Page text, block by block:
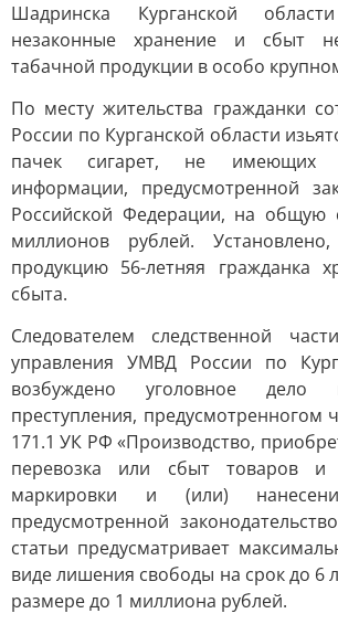
Шадринска Курганской
незаконные хранение и сбыт
табачной продукции в особо
По месту жительства гражданки
России по Курганской области
пачек сигарет, не имеющих
информации, предусмотренной
Российской Федерации, на общую
миллионов рублей.
продукцию 56-летняя гражданка
сбыта.
Следователем следственной
управления УМВД России по
возбуждено уголовное дело
преступления, предусмотренногом
171.1 УК РФ «Производство,
перевозка или сбыт товаров и
маркировки и (или)
предусмотренной
статьи предусматривает
виде лишения свободы на срок до 6
размере до 1 миллиона рублей.